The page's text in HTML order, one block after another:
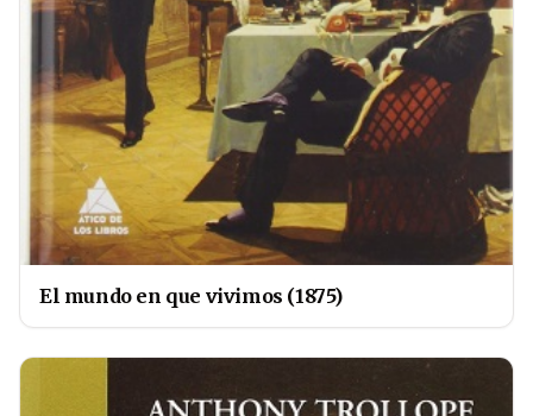
El mundo en que vivimos (1875)